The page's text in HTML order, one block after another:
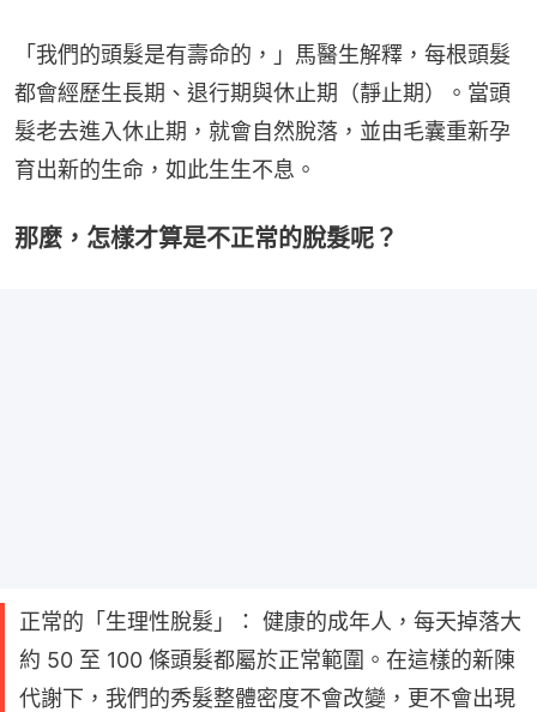
「我們的頭髮是有壽命的，」馬醫生解釋，每根頭髮
都會經歷生長期、退行期與休止期（靜止期）。當頭
髮老去進入休止期，就會自然脫落，並由毛囊重新孕
育出新的生命，如此生生不息。
那麼，怎樣才算是不正常的脫髮呢？
正常的「生理性脫髮」： 健康的成年人，每天掉落大
約 50 至 100 條頭髮都屬於正常範圍。在這樣的新陳
代謝下，我們的秀髮整體密度不會改變，更不會出現